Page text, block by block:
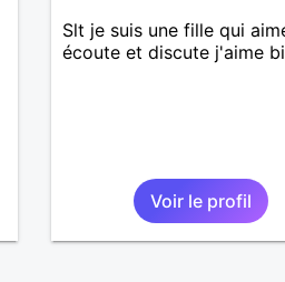
Slt je suis une fille qui
écoute et discute j'aime
Voir le profil